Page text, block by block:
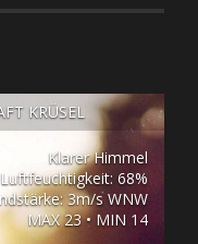
KRÜSEL
Klarer Himmel
Luftfeuchtigkeit: 68%
3m/s WNW
MAX 23 • MIN 14